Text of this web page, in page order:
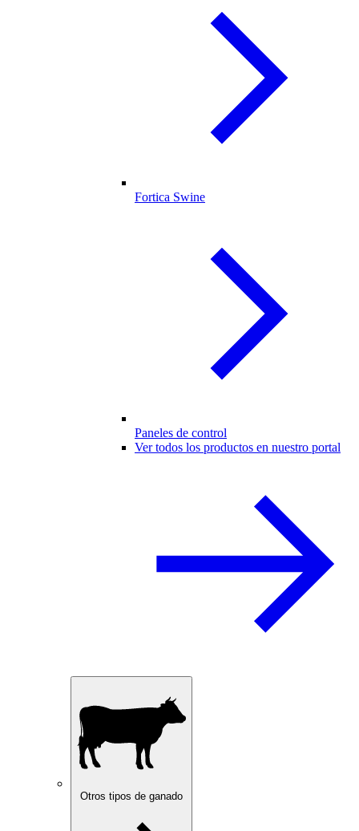
Fortica Swine
Paneles de control
Ver todos los productos en nuestro portal
Otros tipos de ganado